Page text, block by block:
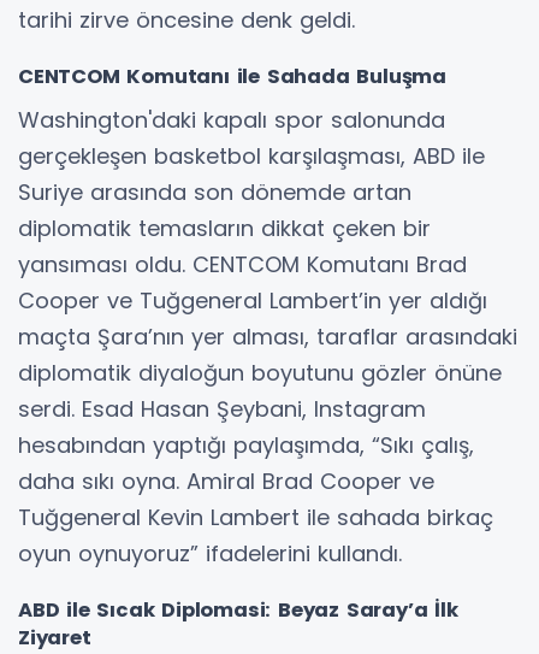
tarihi zirve öncesine denk geldi.
CENTCOM Komutanı ile Sahada Buluşma
Washington'daki kapalı spor salonunda
gerçekleşen basketbol karşılaşması, ABD ile
Suriye arasında son dönemde artan
diplomatik temasların dikkat çeken bir
yansıması oldu. CENTCOM Komutanı Brad
Cooper ve Tuğgeneral Lambert’in yer aldığı
maçta Şara’nın yer alması, taraflar arasındaki
diplomatik diyaloğun boyutunu gözler önüne
serdi. Esad Hasan Şeybani, Instagram
hesabından yaptığı paylaşımda, “Sıkı çalış,
daha sıkı oyna. Amiral Brad Cooper ve
Tuğgeneral Kevin Lambert ile sahada birkaç
oyun oynuyoruz” ifadelerini kullandı.
ABD ile Sıcak Diplomasi: Beyaz Saray’a İlk
Ziyaret